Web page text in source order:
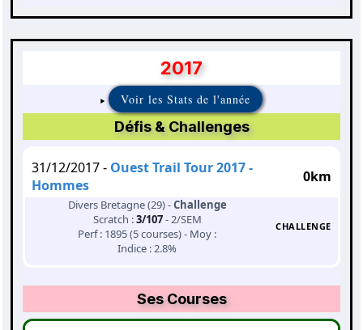
2017
Voir les Stats de l'année
Défis & Challenges
31/12/2017 - Ouest Trail Tour 2017 -
Hommes
0km
Divers Bretagne (29) -Challenge
Scratch :3/107- 2/SEM
Perf : 1895 (5 courses) - Moy :
Indice : 2.8%
CHALLENGE
Ses Courses